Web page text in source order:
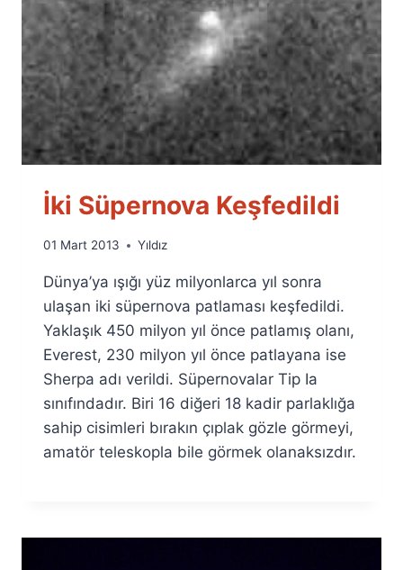
İki Süpernova Keşfedildi
By
Fuat
Özyar
01 Mart 2013 Yıldız
Dünya’ya ışığı yüz milyonlarca yıl sonra
ulaşan iki süpernova patlaması keşfedildi.
Yaklaşık 450 milyon yıl önce patlamış olanı,
Everest, 230 milyon yıl önce patlayana ise
Sherpa adı verildi. Süpernovalar Tip Ia
sınıfındadır. Biri 16 diğeri 18 kadir parlaklığa
sahip cisimleri bırakın çıplak gözle görmeyi,
amatör teleskopla bile görmek olanaksızdır.